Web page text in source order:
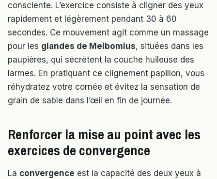
consciente. L’exercice consiste à cligner des yeux
rapidement et légèrement pendant 30 à 60
secondes. Ce mouvement agit comme un massage
pour les glandes de Meibomius, situées dans les
paupières, qui sécrètent la couche huileuse des
larmes. En pratiquant ce clignement papillon, vous
réhydratez votre cornée et évitez la sensation de
grain de sable dans l’œil en fin de journée.
Renforcer la mise au point avec les
exercices de convergence
La convergence est la capacité des deux yeux à